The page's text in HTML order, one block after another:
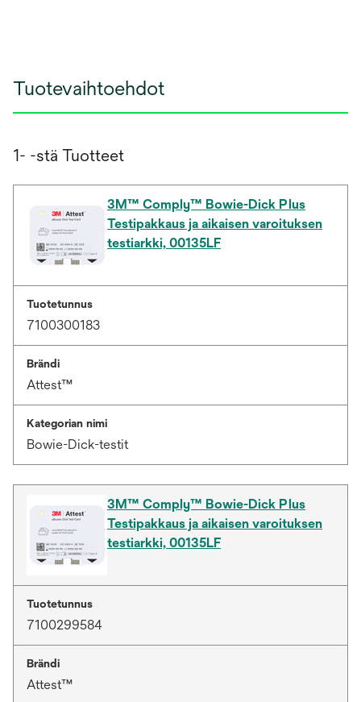
Tuotevaihtoehdot
1- -stä Tuotteet
3M™ Comply™ Bowie-Dick Plus
Testipakkaus ja aikaisen varoituksen
testiarkki, 00135LF
Tuotetunnus
7100300183
Brändi
Attest™
Kategorian nimi
Bowie-Dick-testit
3M™ Comply™ Bowie-Dick Plus
Testipakkaus ja aikaisen varoituksen
testiarkki, 00135LF
Tuotetunnus
7100299584
Brändi
Attest™